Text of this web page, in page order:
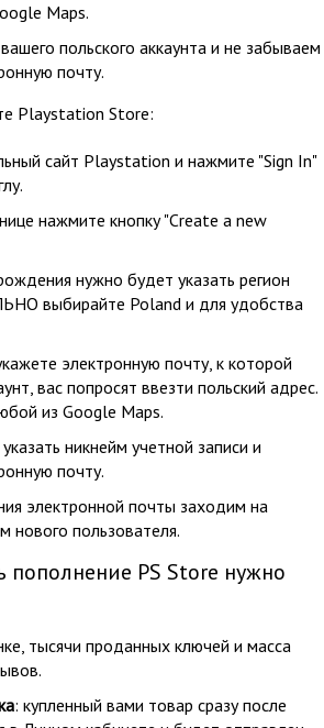
Maps.
польского аккаунта и не забываем
почту.
Playstation Store:
сайт Playstation и нажмите "Sign In"
нажмите кнопку "Create a new
нужно будет указать регион
выбирайте Poland и для удобства
электронную почту, к которой
вас попросят ввезти польский адрес.
из Google Maps.
никнейм учетной записи и
почту.
электронной почты заходим на
нового пользователя.
пополнение PS Store нужно
тысячи проданных ключей и масса
: купленный вами товар сразу после